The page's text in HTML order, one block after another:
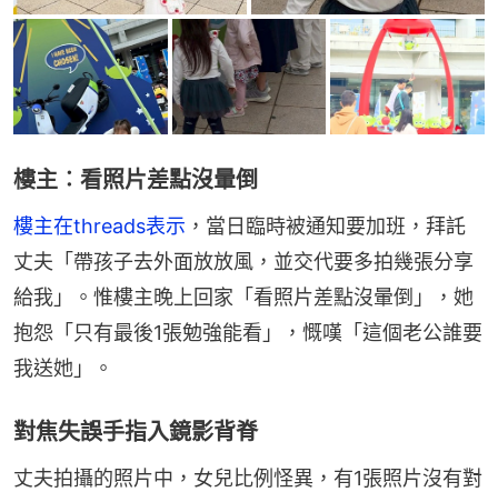
樓主︰看照片差點沒暈倒
樓主在threads表示 ，當日臨時被通知要加班，拜託
丈夫「帶孩子去外面放放風，並交代要多拍幾張分享
給我」。惟樓主晚上回家「看照片差點沒暈倒」，她
抱怨「只有最後1張勉強能看」，慨嘆「這個老公誰要
我送她」。
對焦失誤手指入鏡影背脊
丈夫拍攝的照片中，女兒比例怪異，有1張照片沒有對